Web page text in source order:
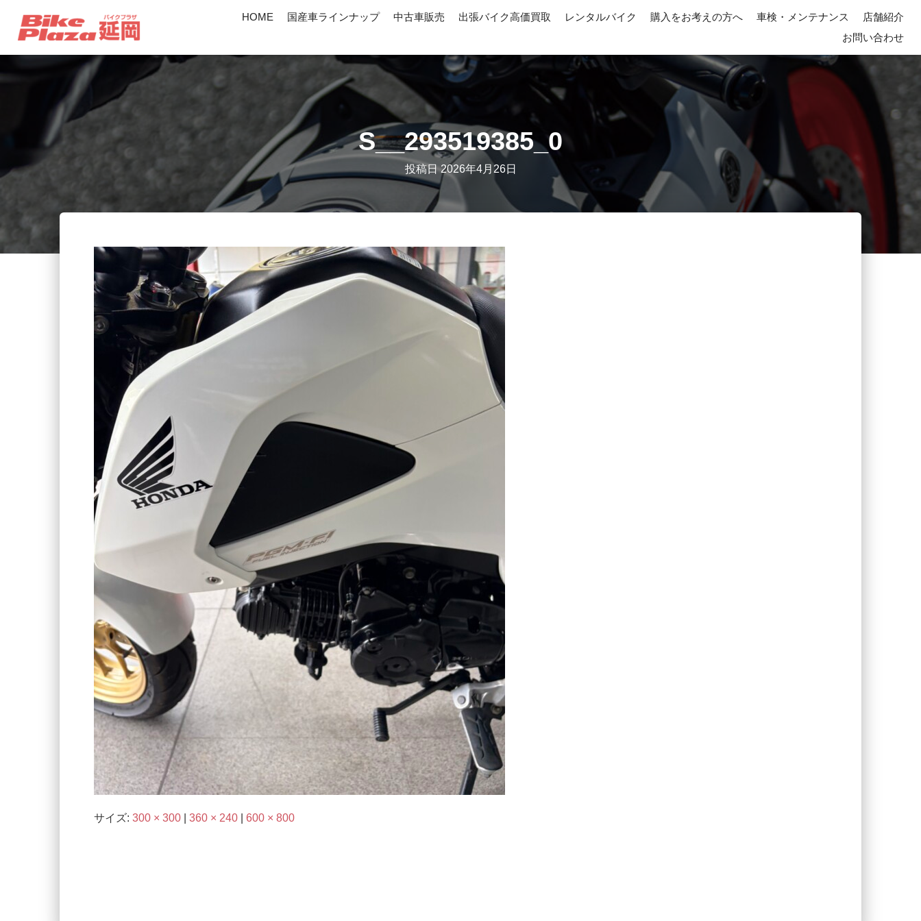
HOME 国産車ラインナップ 中古車販売 出張バイク高価買取 レンタルバイク 購入をお考えの方へ 車検・メンテナンス
店舗紹介
お問い合わせ
S__293519385_0
投稿日2026年4月26日
サイズ: 300 × 300 360 × 240 600 × 800